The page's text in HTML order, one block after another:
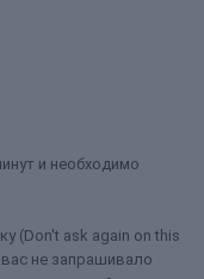
и необходимо
(Don't ask again on this
не запрашивало